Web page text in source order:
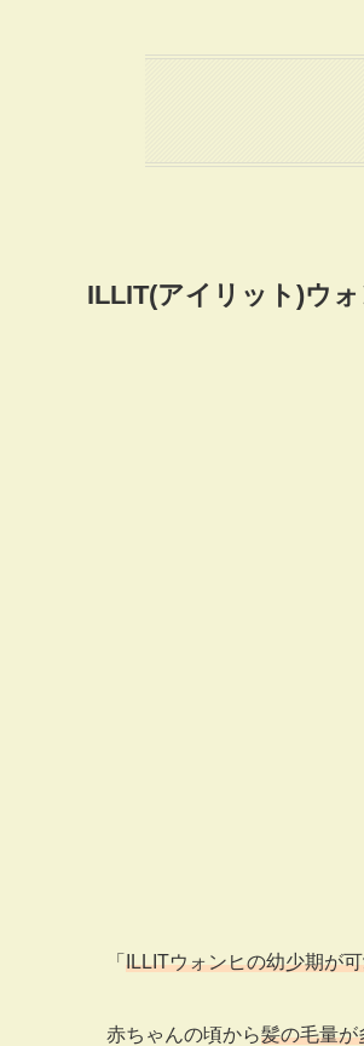
ILLIT(アイリット)ウ
「 ILLITウォンヒの幼少期が
赤ちゃんの頃から髪の毛量が